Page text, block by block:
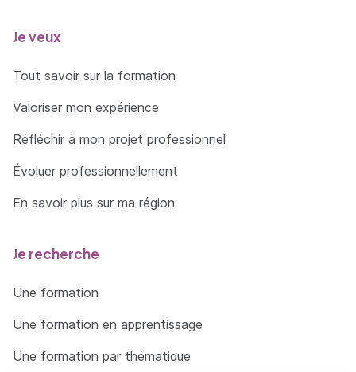
Je veux
Tout savoir sur la formation
Valoriser mon expérience
Réfléchir à mon projet professionnel
Évoluer professionnellement
En savoir plus sur ma région
Je recherche
Une formation
Une formation en apprentissage
Une formation par thématique